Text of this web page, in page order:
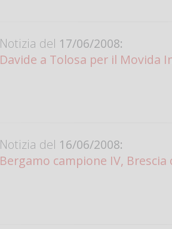
Notizia del 17/06/2008:
Davide a Tolosa per il Movida
Notizia del 16/06/2008:
Bergamo campione IV, Brescia